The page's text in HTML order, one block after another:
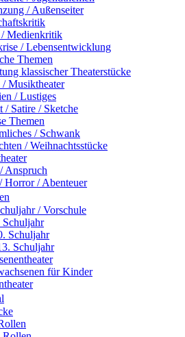
/ Außenseiter
Medienkritik
/ Lebensentwicklung
Themen
klassischer Theaterstücke
Musiktheater
/ Lustiges
/ Satire / Sketche
Themen
/ Schwank
/ Weihnachtsstücke
Anspruch
Horror / Abenteuer
/ Vorschule
Schuljahr
Schuljahr
Schuljahr
für Kinder